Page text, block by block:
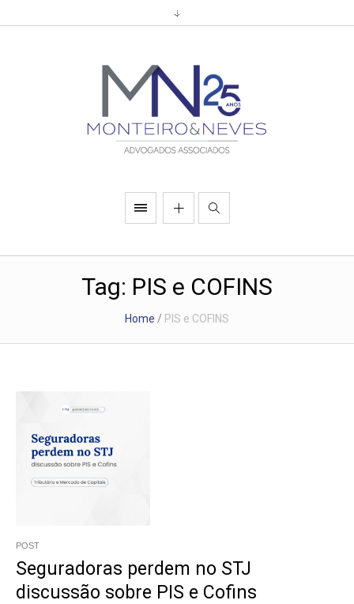
Tag: PIS e COFINS
Home / PIS e COFINS
POST
Seguradoras perdem no STJ
discussão sobre PIS e Cofins